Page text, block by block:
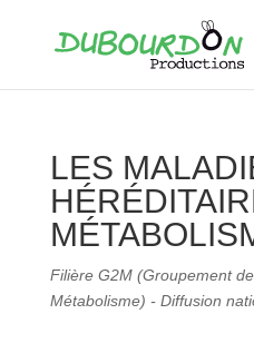
LES
Filière G2M (Groupement
Métabolisme) - Diffusion